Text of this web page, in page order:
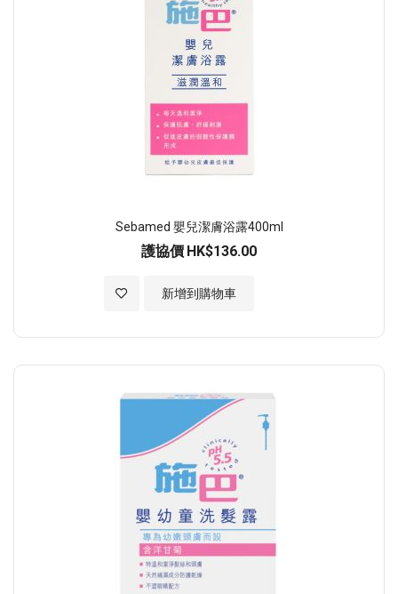
Sebamed 嬰兒潔膚浴露400ml
護協價 HK$136.00
新增到購物車
加入至願望清單